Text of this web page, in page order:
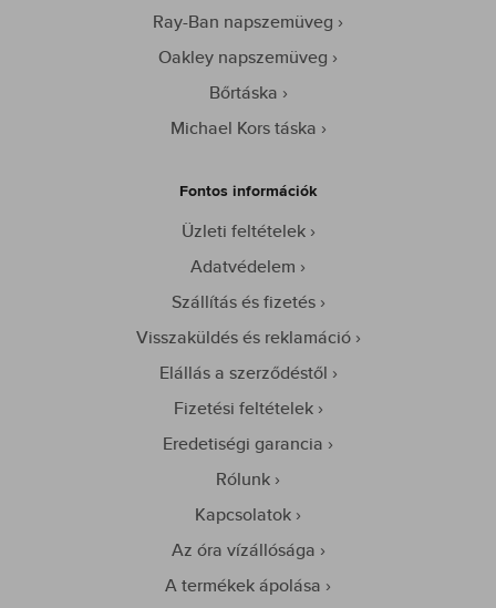
Ray-Ban napszemüveg
Oakley napszemüveg
Bőrtáska
Michael Kors táska
Fontos információk
Üzleti feltételek
Adatvédelem
Szállítás és fizetés
Visszaküldés és reklamáció
Elállás a szerződéstől
Fizetési feltételek
Eredetiségi garancia
Rólunk
Kapcsolatok
Az óra vízállósága
A termékek ápolása